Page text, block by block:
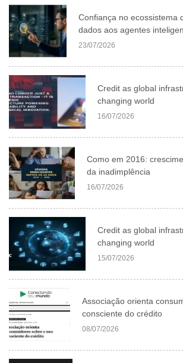
Confiança no ecossistema
dados aos agentes
23/07/2026
Credit as global
changing world
16/07/2026
Como em 2016:
da inadimplência
16/07/2026
Credit as global
changing world
15/07/2026
Associação orienta
consciente do crédito
08/07/2026